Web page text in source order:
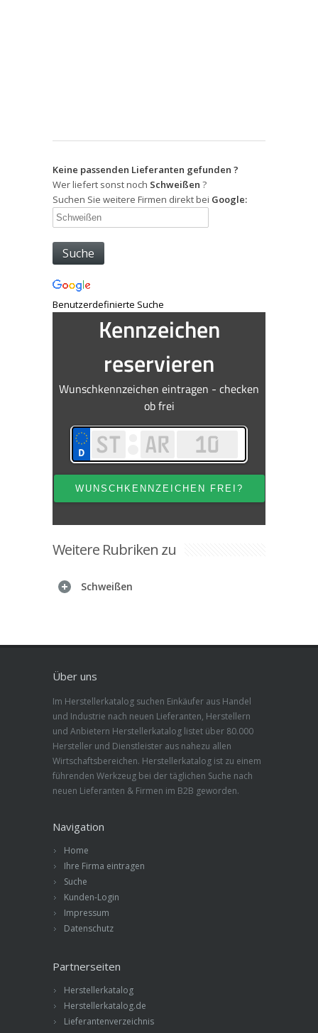
Keine passenden Lieferanten gefunden ?
Wer liefert sonst noch Schweißen ?
Suchen Sie weitere Firmen direkt bei Google:
Benutzerdefinierte Suche
Weitere Rubriken zu
Schweißen
Über uns
Im Herstellerkatalog suchen Einkäufer aus Handel
und Industrie nach neuen Lieferanten, Herstellern
und Anbietern Herstellerkatalog listet über 80.000
Hersteller und Dienstleister aus nahezu allen
Wirtschaftsbereichen. Herstellerkatalog ist zu einem
führenden Werkzeug bei der täglichen Suche nach
neuen Lieferanten & Firmen im B2B geworden.
Navigation
Home
Ihre Firma eintragen
Suche
Kunden-Login
Impressum
Datenschutz
Partnerseiten
Herstellerkatalog
Herstellerkatalog.de
Lieferantenverzeichnis